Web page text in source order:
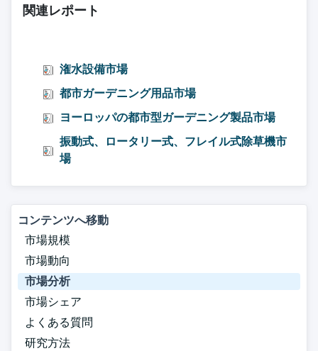
関連レポート
潅水設備市場
都市ガーデニング用品市場
ヨーロッパの都市型ガーデニング製品市場
振動式、ロータリー式、フレイル式除草機市
場
コンテンツへ移動
市場規模
市場動向
市場分析
市場シェア
よくある質問
研究方法